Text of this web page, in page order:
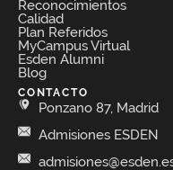
Reconocimientos
Calidad
Plan Referidos
MyCampus Virtual
Esden Alumni
Blog
CONTACTO
Ponzano 87, Madrid
Admisiones ESDEN